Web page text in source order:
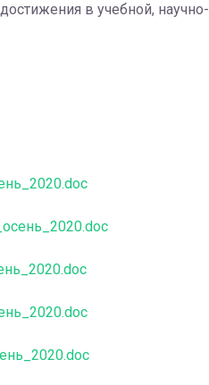
в учебной, научно-